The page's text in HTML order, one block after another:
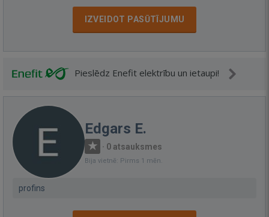
IZVEIDOT PASŪTĪJUMU
Pieslēdz Enefit elektrību un ietaupi!
Edgars E.
· 0 atsauksmes
Bija vietnē: Pirms 1 mēn.
profins